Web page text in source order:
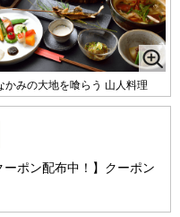
かみの大地を喰らう 山人料理
ーポン配布中！】クーポン